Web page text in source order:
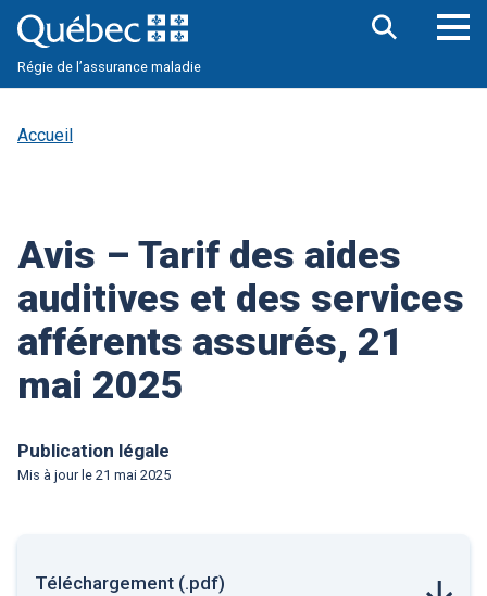
contenu
principal
Régie de l’assurance maladie
barre
Accueil
Avis – Tarif des aides
auditives et des services
afférents assurés, 21
mai 2025
Publication légale
Mis à jour le 21 mai 2025
Téléchargement (.pdf)